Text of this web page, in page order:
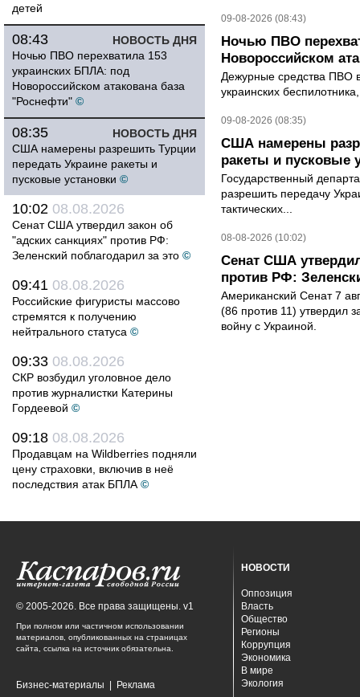
детей
НОВОСТЬ ДНЯ
08:43
Ночью ПВО перехватила 153
украинских БПЛА: под
Новороссийском атакована база
"Роснефти" ©
НОВОСТЬ ДНЯ
08:35
США намерены разрешить Турции
передать Украине ракеты и
пусковые установки ©
10:02 08.08.2026
Сенат США утвердил закон об
"адских санкциях" против РФ:
Зеленский поблагодарил за это ©
09:41 08.08.2026
Российские фигуристы массово
стремятся к получению
нейтрального статуса ©
09:33 08.08.2026
СКР возбудил уголовное дело
против журналистки Катерины
Гордеевой ©
09:18 08.08.2026
Продавцам на Wildberries подняли
цену страховки, включив в неё
последствия атак БПЛА ©
09-08-2026 (08:43)
Ночью ПВО
Новороссийском
Дежурные средства ПВО
украинских
09-08-2026 (08:35)
США намерены
ракеты и пусковые
Государственный
разрешить передачу
тактических...
08-08-2026 (10:02)
Сенат США
против РФ:
Американский Сенат 7
(86 против 11) утвердил
войну с Украиной.
© 2005-2026. Все права защищены. v1
При полном или частичном использовании
материалов, опубликованных на страницах
сайта, ссылка на источник обязательна.
Бизнес-материалы Реклама
НОВОСТИ
Оппозиция
Власть
Общество
Регионы
Коррупция
Экономика
В мире
Экология